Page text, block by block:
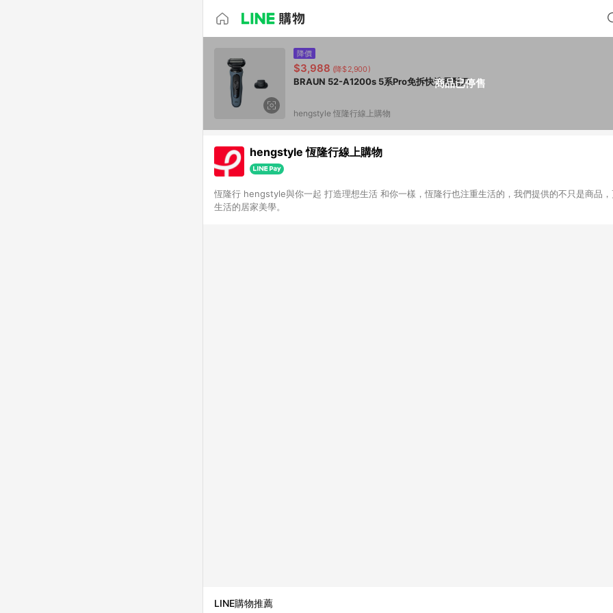
商品已停售
降價
$3,988 (降$2,900)
BRAUN 52-A1200s 5系Pro免拆快洗電鬍刀
hengstyle 恆隆行線上購物
hengstyle 恆隆行線上購物
恆隆行 hengstyle與你一起 打造理想生活 和你一樣，恆隆行也注重生活的，我們提供的不只是商品，更希望展現進化
生活的居家美學。
LINE購物推薦